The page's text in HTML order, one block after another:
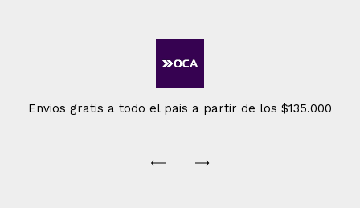
Envios gratis a todo el pais a partir de los $135.000